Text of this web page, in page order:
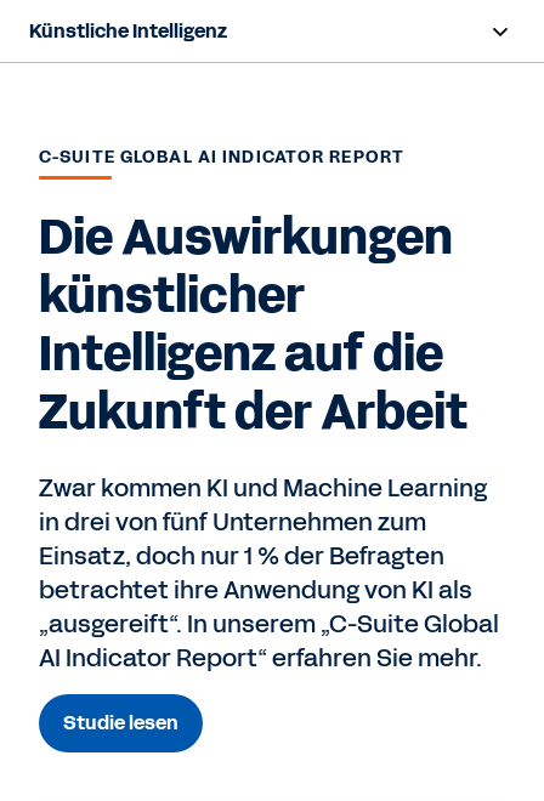
Künstliche Intelligenz
Workday Sana
Agenten
Verantwortungsvolle KI
Ressourcen
C-SUITE GLOBAL AI INDICATOR REPORT
Die Auswirkungen
künstlicher
Intelligenz auf die
Zukunft der Arbeit
Zwar kommen KI und Machine Learning
in drei von fünf Unternehmen zum
Einsatz, doch nur 1 % der Befragten
betrachtet ihre Anwendung von KI als
„ausgereift“. In unserem „C-Suite Global
AI Indicator Report“ erfahren Sie mehr.
Studie lesen